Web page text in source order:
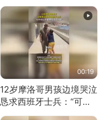
00:19
12岁摩洛哥男孩边境哭泣
恳求西班牙士兵：“可不
可以不要把我遣返回国”